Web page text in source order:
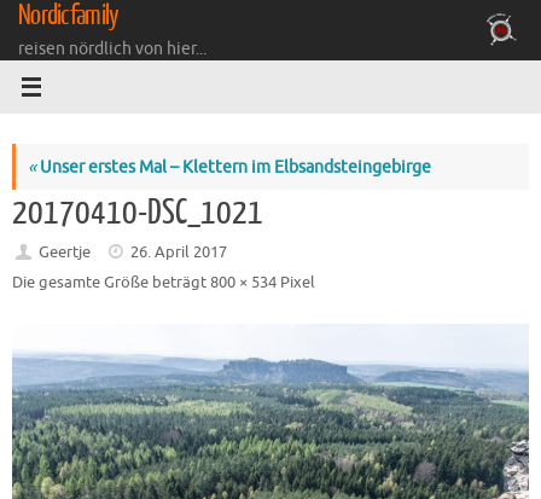
Zum
Inhalt
springen
Nordicfamily
reisen nördlich von hier...
«Unser erstes Mal – Klettern im Elbsandsteingebirge
20170410-DSC_1021
Geertje
26. April 2017
Die gesamte Größe beträgt800 × 534 Pixel